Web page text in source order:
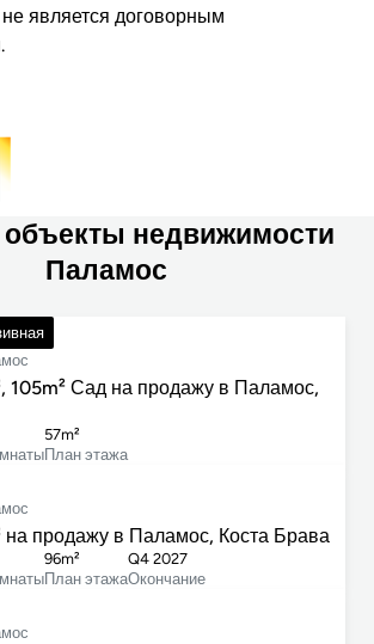
является договорным
недвижимости
Паламос
105m² Сад на продажу в Паламос,
План этажа
57m²
на продажу в Паламос, Коста Брава
План этажа
96m²
Окончание
Q4 2027